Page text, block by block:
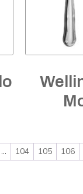
… 104 105 106